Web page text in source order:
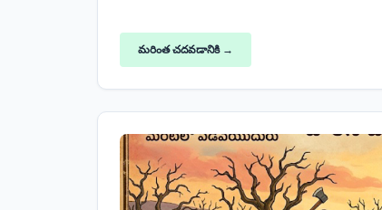
మరింత చదవడానికి →